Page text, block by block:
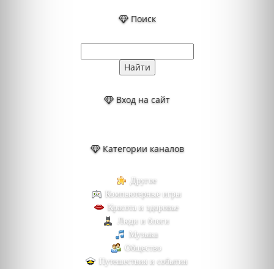
Поиск
Вход на сайт
Категории каналов
Другое
Компьютерные игры
Красота и здоровье
Люди и блоги
Музыка
Общество
Путешествия и события